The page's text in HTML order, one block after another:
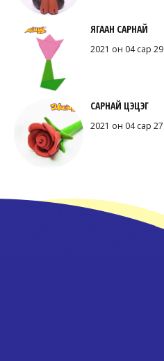
ЯГААН САРНАЙ
2021 он 04 сар 29
САРНАЙ ЦЭЦЭГ
2021 он 04 сар 27